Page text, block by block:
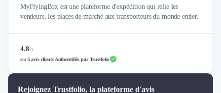
Présentations PowerPoint
SMS Marketing
Assurance
Expertise Comptable
MyFlyingBox est une plateforme d'expédition qui relie les
vendeurs, les places de marché aux transporteurs du monde entier.
4.8/5
sur5 avis clients Authentifiés par Trustfolio
Rejoignez Trustfolio, la plateforme d'avis